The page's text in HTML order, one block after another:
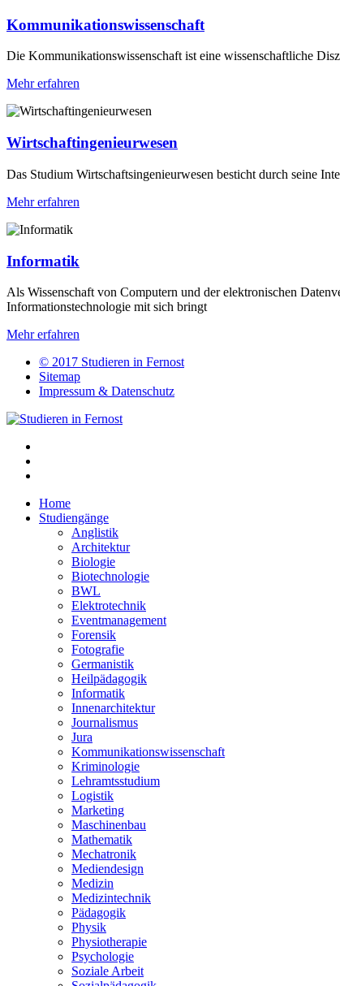
Kommunikationswissenschaft
Die Kommunikationswissenschaft ist eine wissenschaftliche
Mehr erfahren
Wirtschaftingenieurwesen
Das Studium Wirtschaftsingenieurwesen besticht durch seine
Mehr erfahren
Informatik
Als Wissenschaft von Computern und der elektronischen
Informationstechnologie mit sich bringt
Mehr erfahren
© 2017 Studieren in Fernost
Sitemap
Impressum & Datenschutz
Home
Studiengänge
Anglistik
Architektur
Biologie
Biotechnologie
BWL
Elektrotechnik
Eventmanagement
Forensik
Fotografie
Germanistik
Heilpädagogik
Informatik
Innenarchitektur
Journalismus
Jura
Kommunikationswissenschaft
Kriminologie
Lehramtsstudium
Logistik
Marketing
Maschinenbau
Mathematik
Mechatronik
Mediendesign
Medizin
Medizintechnik
Pädagogik
Physik
Physiotherapie
Psychologie
Soziale Arbeit